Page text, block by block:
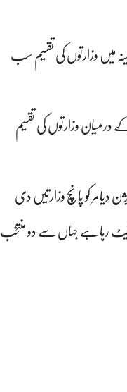
میں وزارتوں کی تقسیم سب
درمیان وزارتوں کی تقسیم
دیامر کو پانچ وزارتیں دی
رہا ہے جہاں سے دو منتخب